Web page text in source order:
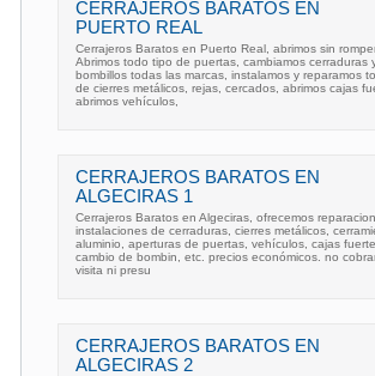
CERRAJEROS BARATOS EN
PUERTO REAL
Cerrajeros Baratos en Puerto Real, abrimos sin
Abrimos todo tipo de puertas, cambiamos cerraduras
bombillos todas las marcas, instalamos y reparamos
de cierres metálicos, rejas, cercados, abrimos cajas
abrimos vehículos,
CERRAJEROS BARATOS EN
ALGECIRAS 1
Cerrajeros Baratos en Algeciras, ofrecemos
instalaciones de cerraduras, cierres metálicos,
aluminio, aperturas de puertas, vehículos, cajas
cambio de bombin, etc. precios económicos. no
visita ni presu
CERRAJEROS BARATOS EN
ALGECIRAS 2